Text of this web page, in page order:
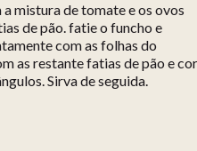
a mistura de tomate e os ovos
de pão. fatie o funcho e
com as folhas do
as restante fatias de pão e
Sirva de seguida.